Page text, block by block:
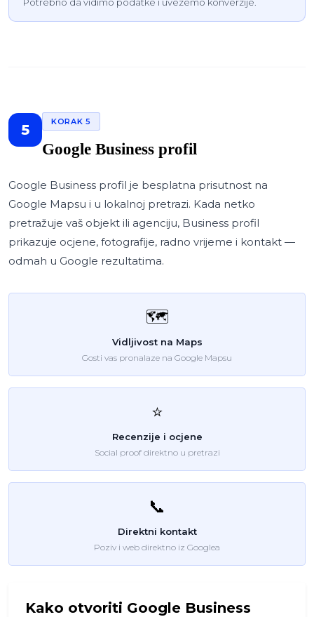
Potrebno da vidimo podatke i uvezemo konverzije.
5 KORAK 5
Google Business profil
Google Business profil je besplatna prisutnost na
Google Mapsu i u lokalnoj pretrazi. Kada netko
pretražuje vaš objekt ili agenciju, Business profil
prikazuje ocjene, fotografije, radno vrijeme i kontakt —
odmah u Google rezultatima.
🗺️
Vidljivost na Maps
Gosti vas pronalaze na Google Mapsu
⭐
Recenzije i ocjene
Social proof direktno u pretrazi
📞
Direktni kontakt
Poziv i web direktno iz Googlea
Kako otvoriti Google Business